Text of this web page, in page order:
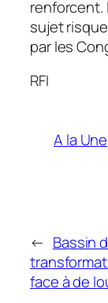
renforcent.
sujet
par les
RFI
A la Une
← Bassin
face à de